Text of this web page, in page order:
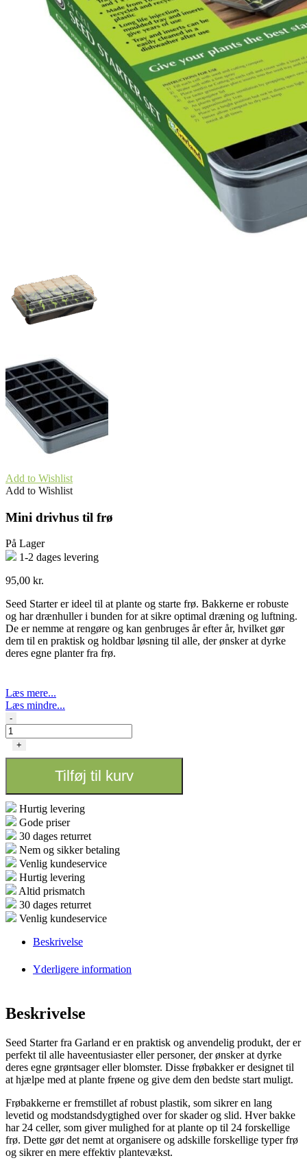
Add to Wishlist
Add to Wishlist
Mini drivhus til frø
På Lager
1-2 dages levering
95,00 kr.
Seed Starter er ideel til at plante og starte frø. Bakkerne er robuste
og har drænhuller i bunden for at sikre optimal dræning og luftning.
De er nemme at rengøre og kan genbruges år efter år, hvilket gør
dem til en praktisk og holdbar løsning til alle, der ønsker at dyrke
deres egne planter fra frø.
Læs mere...
Læs mindre...
Mini
drivhus
til
-
+
Tilføj til kurv
Hurtig levering
Gode priser
30 dages returret
Nem og sikker betaling
Venlig kundeservice
Hurtig levering
Altid prismatch
30 dages returret
Venlig kundeservice
Beskrivelse
Yderligere information
Beskrivelse
Seed Starter fra Garland er en praktisk og anvendelig produkt, der er
perfekt til alle haveentusiaster eller personer, der ønsker at dyrke
deres egne grøntsager eller blomster. Disse frøbakker er designet til
at hjælpe med at plante frøene og give dem den bedste start muligt.
Frøbakkerne er fremstillet af robust plastik, som sikrer en lang
levetid og modstandsdygtighed over for skader og slid. Hver bakke
har 24 celler, som giver mulighed for at plante op til 24 forskellige
frø. Dette gør det nemt at organisere og adskille forskellige typer frø
og sikrer en mere effektiv plantevækst.